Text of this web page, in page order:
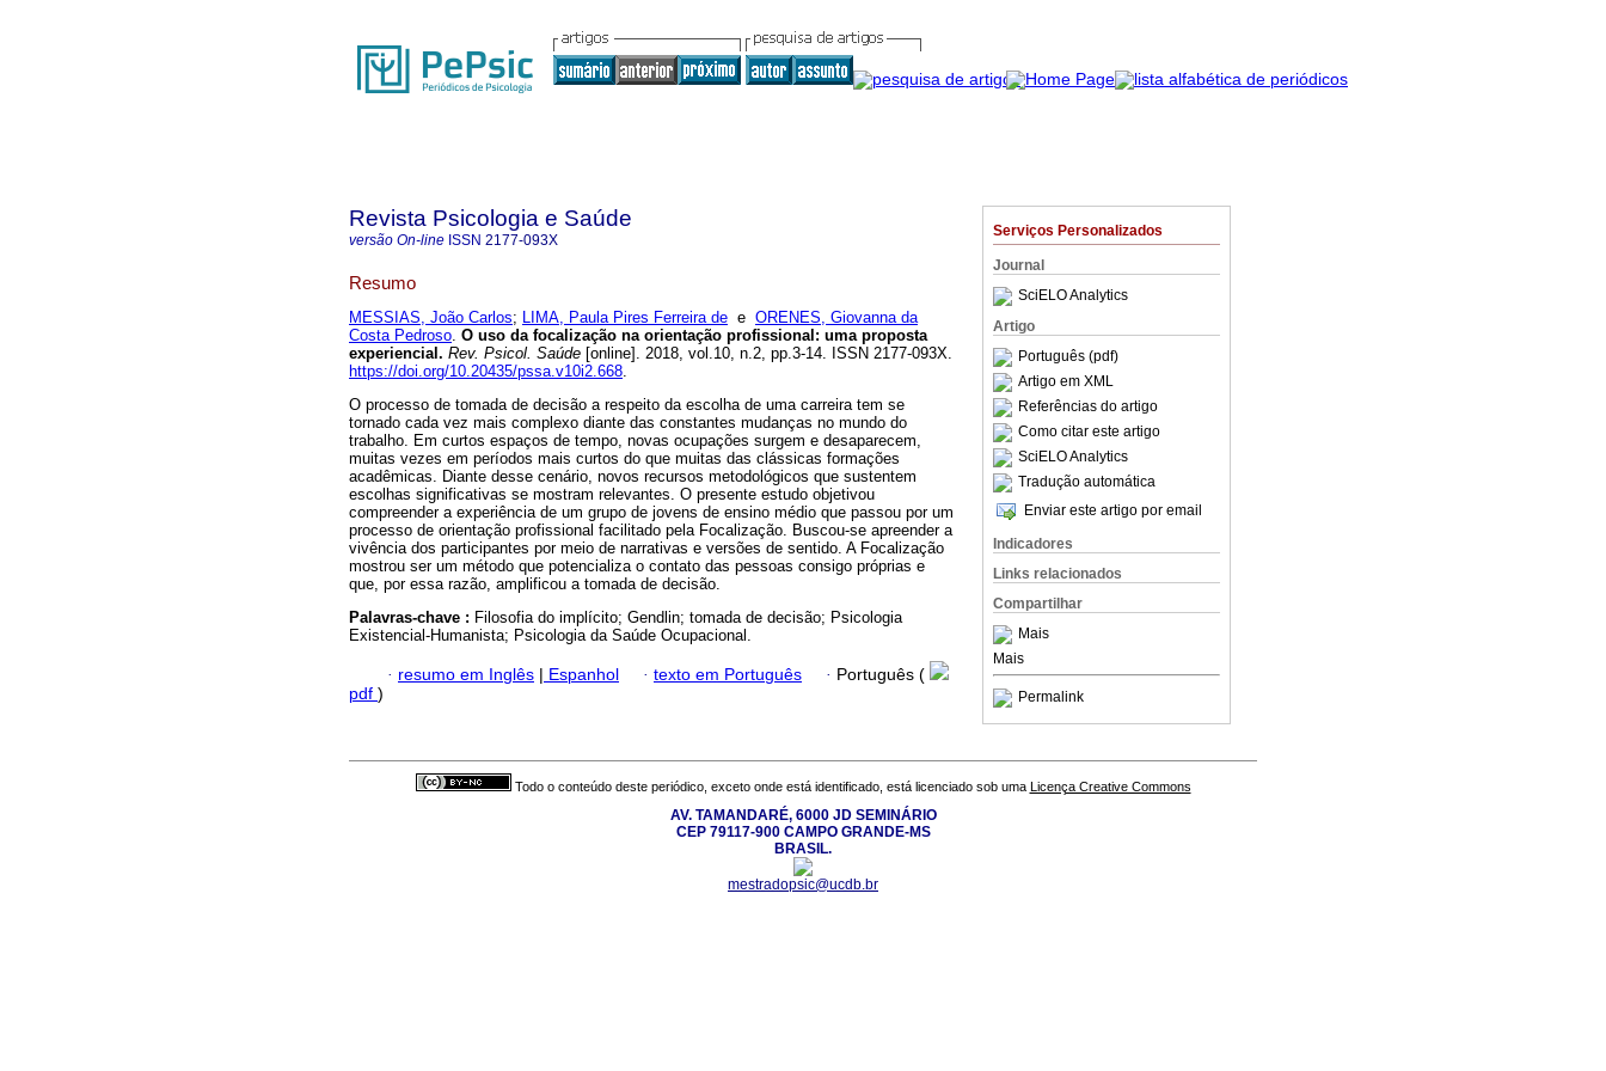
Serviços Personalizados
Journal
SciELO Analytics
Artigo
Português (pdf)
Artigo em XML
Referências do artigo
Como citar este artigo
SciELO Analytics
Tradução automática
Enviar este artigo por email
Indicadores
Links relacionados
Compartilhar
Mais
Mais
Permalink
Revista Psicologia e Saúde
versão On-line ISSN 2177-093X
Resumo
MESSIAS, João Carlos; LIMA, Paula Pires Ferreira de e ORENES, Giovanna da
Costa Pedroso. O uso da focalização na orientação profissional : uma proposta
experiencial . Rev. Psicol. Saúde [online]. 2018, vol.10, n.2, pp.3-14. ISSN 2177-093X.
https://doi.org/10.20435/pssa.v10i2.668.
O processo de tomada de decisão a respeito da escolha de uma carreira tem se
tornado cada vez mais complexo diante das constantes mudanças no mundo do
trabalho. Em curtos espaços de tempo, novas ocupações surgem e desaparecem,
muitas vezes em períodos mais curtos do que muitas das clássicas formações
acadêmicas. Diante desse cenário, novos recursos metodológicos que sustentem
escolhas significativas se mostram relevantes. O presente estudo objetivou
compreender a experiência de um grupo de jovens de ensino médio que passou por um
processo de orientação profissional facilitado pela Focalização. Buscou-se apreender a
vivência dos participantes por meio de narrativas e versões de sentido. A Focalização
mostrou ser um método que potencializa o contato das pessoas consigo próprias e
que, por essa razão, amplificou a tomada de decisão.
Palavras-chave : Filosofia do implícito; Gendlin; tomada de decisão; Psicologia
Existencial-Humanista; Psicologia da Saúde Ocupacional.
· resumo em Inglês | Espanhol · texto em Português · Português (
pdf )
Todo o conteúdo deste periódico, exceto onde está identificado, está licenciado sob uma Licença Creative Commons
AV. TAMANDARÉ, 6000 JD SEMINÁRIO
CEP 79117-900 CAMPO GRANDE-MS
BRASIL.
mestradopsic@ucdb.br